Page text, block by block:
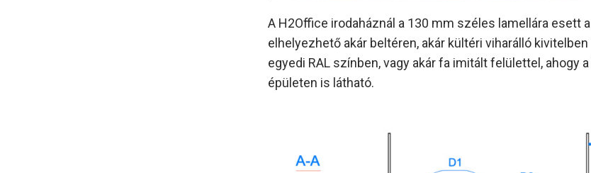
A H2Office irodaháznál a 130 mm széles lamellára esett
elhelyezhető akár beltéren, akár kültéri viharálló
egyedi RAL színben, vagy akár fa imitált felülettel, ahogy
épületen is látható.